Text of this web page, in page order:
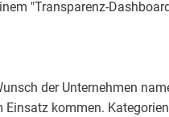
"Transparenz-
der Unternehmen
kommen.